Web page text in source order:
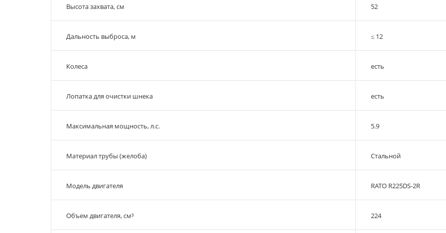
Высота захвата, см 52
Дальность выброса, м ≤ 12
Колеса есть
Лопатка для очистки шнека есть
Максимальная мощность, л.с. 5.9
Материал трубы (желоба) Стальной
Модель двигателя RATO R225DS-2R
Объем двигателя, см³ 224